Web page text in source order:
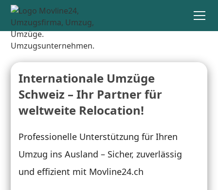
Internationale Umzüge
Schweiz – Ihr Partner für
weltweite Relocation!
Professionelle Unterstützung für Ihren
Umzug ins Ausland – Sicher, zuverlässig
und effizient mit Movline24.ch